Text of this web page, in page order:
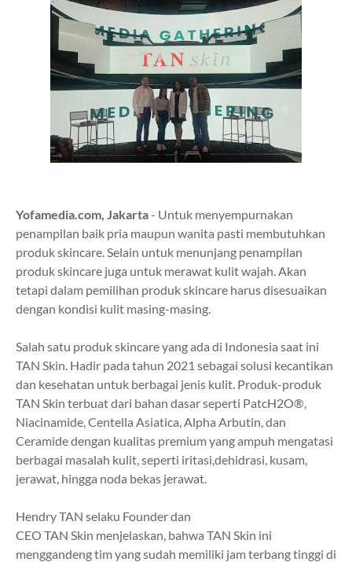
Yofamedia.com, Jakarta- Untuk menyempurnakan
penampilan baik pria maupun wanita pasti membutuhkan
produk skincare. Selain untuk menunjang penampilan
produk skincare juga untuk merawat kulit wajah. Akan
tetapi dalam pemilihan produk skincare harus disesuaikan
dengan kondisi kulit masing-masing.
Salah satu produk skincare yang ada di Indonesia saat ini
TAN Skin. Hadir pada tahun 2021 sebagai solusi kecantikan
dan kesehatan untuk berbagai jenis kulit. Produk-produk
TAN Skin terbuat dari bahan dasar seperti PatcH2O®,
Niacinamide, Centella Asiatica, Alpha Arbutin, dan
Ceramide dengan kualitas premium yang ampuh mengatasi
berbagai masalah kulit, seperti iritasi,dehidrasi, kusam,
jerawat, hingga noda bekas jerawat.
Hendry TAN selaku Founder dan
CEO TAN Skin menjelaskan, bahwa TAN Skin ini
menggandeng tim yang sudah memiliki jam terbang tinggi di